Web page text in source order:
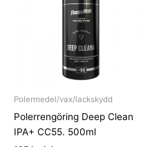
Polermedel/vax/lackskydd
Polerrengöring Deep Clean
IPA+ CC55. 500ml